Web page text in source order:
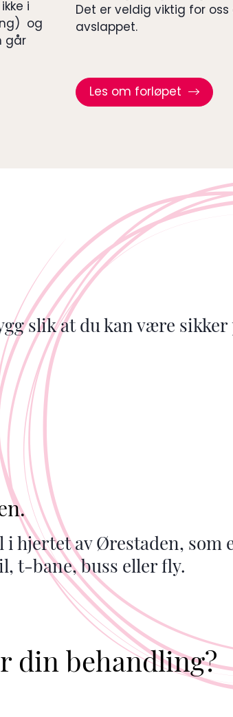
i
og
går
Det er veldig viktig for
avslappet.
Les om forløpet
slik at du kan være sikker
hjertet av Ørestaden, som
t-bane, buss eller fly.
din behandling?